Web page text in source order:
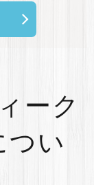
ーク
つい